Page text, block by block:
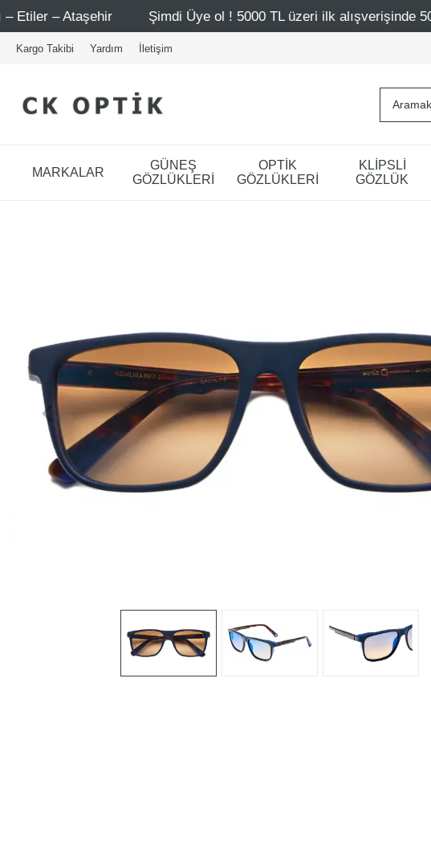
Şimdi Üye ol ! 5000 TL üzeri ilk alışverişinde 500 TL indirim
Kargo Takibi Yardım İletişim
MARKALAR
GÜNEŞ
GÖZLÜKLERİ
OPTİK
GÖZLÜKLERİ
KLİPSLİ
GÖZLÜK